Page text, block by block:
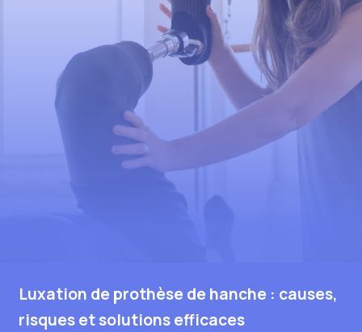
Luxation de prothèse de hanche : causes,
risques et solutions efficaces